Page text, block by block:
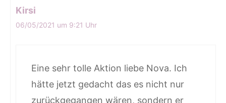
Kirsi
06/05/2021 um 9:21 Uhr
Eine sehr tolle Aktion liebe Nova. Ich
hätte jetzt gedacht das es nicht nur
zurückgegangen wären, sondern er